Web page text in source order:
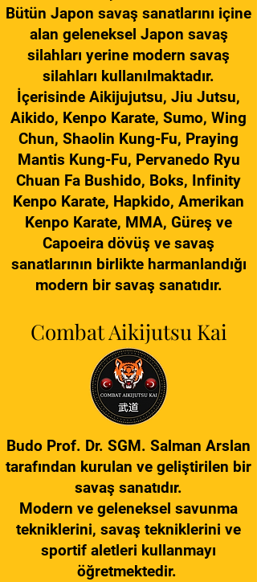
Bütün Japon savaş sanatlarını içine
alan geleneksel Japon savaş
silahları yerine modern savaş
silahları kullanılmaktadır.
İçerisinde Aikijujutsu, Jiu Jutsu,
Aikido, Kenpo Karate, Sumo, Wing
Chun, Shaolin Kung-Fu, Praying
Mantis Kung-Fu, Pervanedo Ryu
Chuan Fa Bushido, Boks, Infinity
Kenpo Karate, Hapkido, Amerikan
Kenpo Karate, MMA, Güreş ve
Capoeira dövüş ve savaş
sanatlarının birlikte harmanlandığı
modern bir savaş sanatıdır.
Combat Aikijutsu Kai
Budo Prof. Dr. SGM. Salman Arslan
tarafından kurulan ve geliştirilen bir
savaş sanatıdır.
Modern ve geleneksel savunma
tekniklerini, savaş tekniklerini ve
sportif aletleri kullanmayı
öğretmektedir.